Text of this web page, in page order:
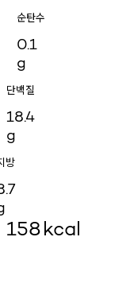
순탄수
0.1
g
단백질
18.4
g
방
158kcal